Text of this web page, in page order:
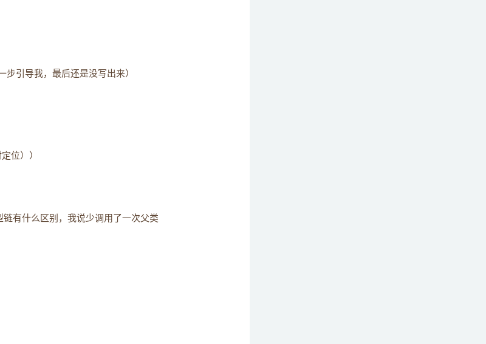
引导我，最后还是没写出来）
位））
有什么区别，我说少调用了一次父类